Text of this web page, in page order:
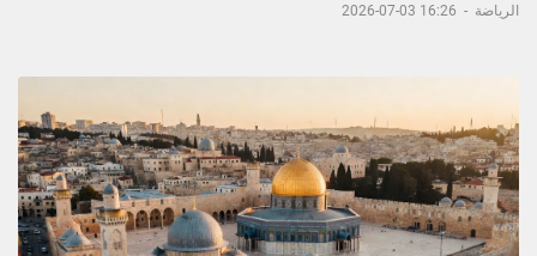
الرياضة -
16:26 03-07-2026